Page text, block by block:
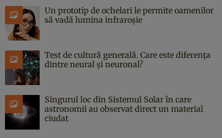
Un prototip de ochelari le permite oamenilor
să vadă lumina infraroșie
Test de cultură generală. Care este diferența
dintre neural și neuronal?
Singurul loc din Sistemul Solar în care
astronomii au observat direct un material
ciudat